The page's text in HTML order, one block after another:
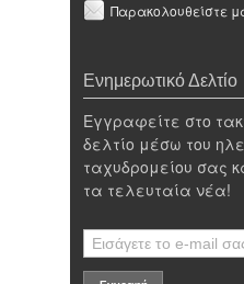
Παρακολουθείστε
Ενημερωτικό Δελτίο
Εγγραφείτε στο
δελτίο μέσω του
ταχυδρομείου σας
τα τελευταία νέα!